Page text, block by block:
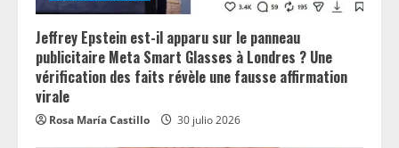
Jeffrey Epstein est-il apparu sur le panneau
publicitaire Meta Smart Glasses à Londres ? Une
vérification des faits révèle une fausse affirmation
virale
Rosa María Castillo 30 julio 2026